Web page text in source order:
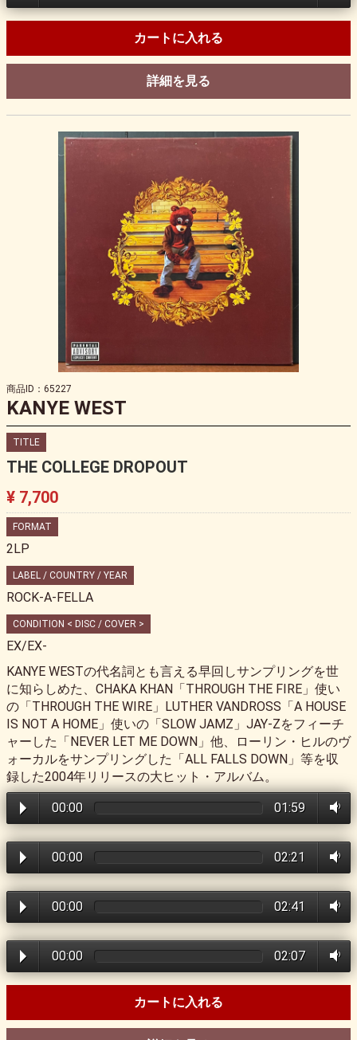
カートに入れる
詳細を見る
商品ID：65227
KANYE WEST
TITLE
THE COLLEGE DROPOUT
¥ 7,700
FORMAT
2LP
LABEL / COUNTRY / YEAR
ROCK-A-FELLA
CONDITION < DISC / COVER >
EX/EX-
KANYE WESTの代名詞とも言える早回しサンプリングを世
に知らしめた、CHAKA KHAN「THROUGH THE FIRE」使い
の「THROUGH THE WIRE」LUTHER VANDROSS「A HOUSE
IS NOT A HOME」使いの「SLOW JAMZ」JAY-Zをフィーチ
ャーした「NEVER LET ME DOWN」他、ローリン・ヒルのヴ
ォーカルをサンプリングした「ALL FALLS DOWN」等を収
録した2004年リリースの大ヒット・アルバム。
00:00 01:59
00:00 02:21
00:00 02:41
00:00 02:07
カートに入れる